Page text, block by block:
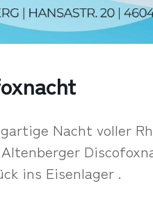
Nacht voller
ins Eisenlager .